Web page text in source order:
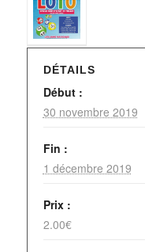
DÉTAILS
Début :
30 novembre 2019
Fin :
1 décembre 2019
Prix :
2.00€